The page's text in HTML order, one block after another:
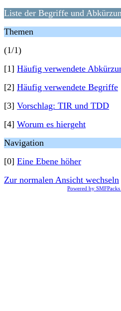
Liste der Begriffe und
Themen
(1/1)
[1] Häufig verwendete
[2] Häufig verwendete Begriffe
[3] Vorschlag: TIR und TDD
[4] Worum es hiergeht
Navigation
[0] Eine Ebene höher
Zur normalen Ansicht wechseln
Powered by